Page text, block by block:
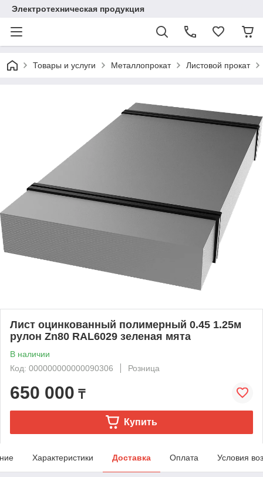
Электротехническая продукция
Товары и услуги Металлопрокат Листовой прокат
Лист оцинкованный полимерный 0.45 1.25м
рулон Zn80 RAL6029 зеленая мята
В наличии
Код: 000000000000090306
Розница
650 000 ₸
Купить
Характеристики Доставка Оплата Условия